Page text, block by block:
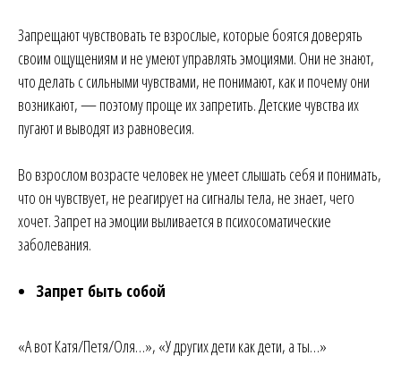
Запрещают чувствовать те взрослые, которые боятся доверять
своим ощущениям и не умеют управлять эмоциями. Они не знают,
что делать с сильными чувствами, не понимают, как и почему они
возникают, — поэтому проще их запретить. Детские чувства их
пугают и выводят из равновесия.
Во взрослом возрасте человек не умеет слышать себя и понимать,
что он чувствует, не реагирует на сигналы тела, не знает, чего
хочет. Запрет на эмоции выливается в психосоматические
заболевания.
Запрет быть собой
«А вот Катя/Петя/Оля…», «У других дети как дети, а ты…»